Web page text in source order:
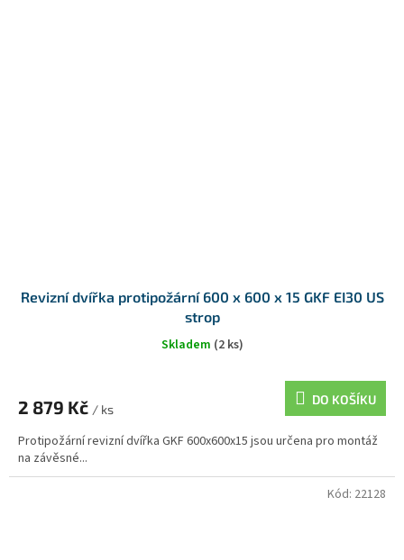
Revizní dvířka protipožární 600 x 600 x 15 GKF EI30 US
strop
Skladem (2 ks)
2 879 Kč / ks
DO KOŠÍKU
Protipožární revizní dvířka GKF 600x600x15 jsou určena pro montáž
na závěsné...
Kód: 22128